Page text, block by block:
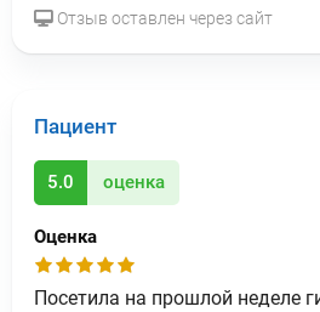
Отзыв оставлен через сайт
Пациент
5.0 оценка
Оценка
Посетила на прошлой неделе